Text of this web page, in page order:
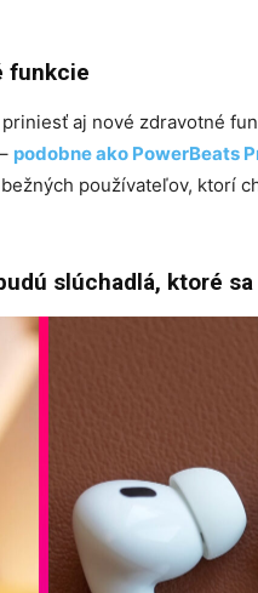
funkcie
aj nové zdravotné
podobne ako PowerBeats
používateľov, ktorí
slúchadlá, ktoré